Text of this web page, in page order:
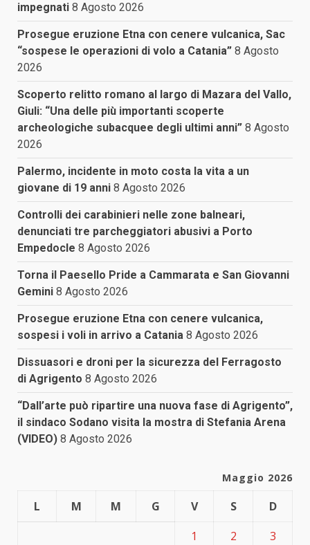
impegnati 8 Agosto 2026
Prosegue eruzione Etna con cenere vulcanica, Sac
“sospese le operazioni di volo a Catania” 8 Agosto
2026
Scoperto relitto romano al largo di Mazara del Vallo,
Giuli: “Una delle più importanti scoperte
archeologiche subacquee degli ultimi anni” 8 Agosto
2026
Palermo, incidente in moto costa la vita a un
giovane di 19 anni 8 Agosto 2026
Controlli dei carabinieri nelle zone balneari,
denunciati tre parcheggiatori abusivi a Porto
Empedocle 8 Agosto 2026
Torna il Paesello Pride a Cammarata e San Giovanni
Gemini 8 Agosto 2026
Prosegue eruzione Etna con cenere vulcanica,
sospesi i voli in arrivo a Catania 8 Agosto 2026
Dissuasori e droni per la sicurezza del Ferragosto
di Agrigento 8 Agosto 2026
“Dall’arte può ripartire una nuova fase di Agrigento”,
il sindaco Sodano visita la mostra di Stefania Arena
(VIDEO) 8 Agosto 2026
Maggio 2026
L M M G V S
D
1
2
3